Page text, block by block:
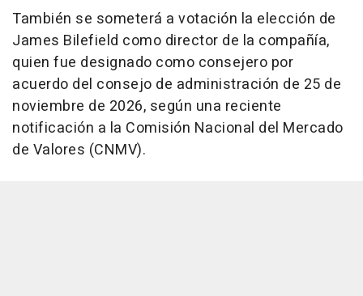
También se someterá a votación la elección de
James Bilefield como director de la compañía,
quien fue designado como consejero por
acuerdo del consejo de administración de 25 de
noviembre de 2026, según una reciente
notificación a la Comisión Nacional del Mercado
de Valores (CNMV).